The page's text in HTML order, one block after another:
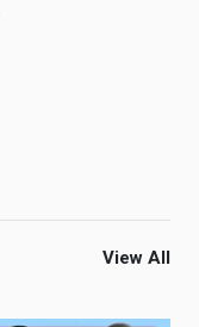
View All